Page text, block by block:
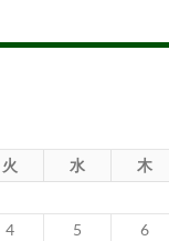
火 水 木
4 5 6